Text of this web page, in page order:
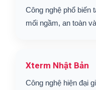
Công nghệ phổ biến
mối ngầm, an toàn
Xterm Nhật Bản
Công nghệ hiện đại